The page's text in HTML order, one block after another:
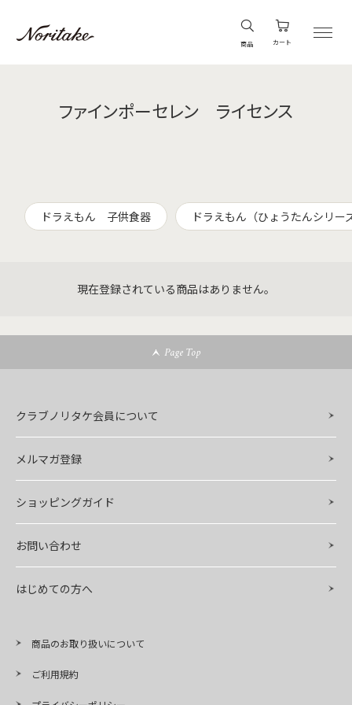
商品 カート
ファインポーセレン ライセンス
ドラえもん 子供食器 ドラえもん（ひょうたんシリー
現在登録されている商品はありません。
Page Top
クラブノリタケ会員について
メルマガ登録
ショッピングガイド
お問い合わせ
はじめての方へ
商品のお取り扱いについて
ご利用規約